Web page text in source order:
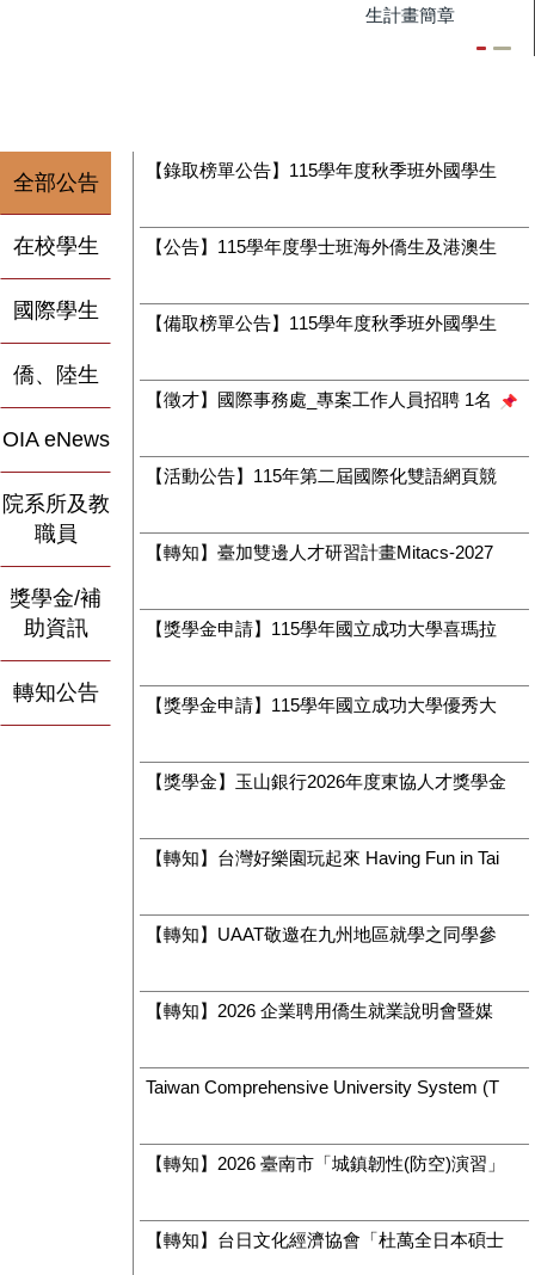
生計畫簡章
全部公告
在校學生
國際學生
僑、陸生
OIA eNews
院系所及教
職員
獎學金/補
助資訊
轉知公告
【錄取榜單公告】115學年度秋季班外國學生申請入學-錄取榜單
【公告】115學年度學士班海外僑生及港澳生來臺就學單獨招生正、備取生遞補錄取名單公告
【備取榜單公告】115學年度秋季班外國學生申請入學-備取生遞補錄取名單公告
【徵才】國際事務處_專案工作人員招聘 1名
【活動公告】115年第二屆國際化雙語網頁競賽「跨越國際線」開始報名
【轉知】臺加雙邊人才研習計畫Mitacs-2027 GRI 申請流程詳解說明會
【獎學金申請】115學年國立成功大學喜瑪拉雅研究發展基金會陸生獎學金開放申請~9/6截止
【獎學金申請】115學年國立成功大學優秀大陸地區學生獎學金(舊生申請)~9/06截止
【獎學金】玉山銀行2026年度東協人才獎學金
【轉知】台灣好樂園玩起來 Having Fun in Taiwan Amusement
【轉知】UAAT敬邀在九州地區就學之同學參加「九州臺灣師生暨人才交流活動」
【轉知】2026 企業聘用僑生就業說明會暨媒合會北中南場次報名開跑！
Taiwan Comprehensive University System (TCUS) Scholarship for Top Foreign Degree-Seeking Students
【轉知】2026 臺南市「城鎮韌性(防空)演習」(8/7)
【轉知】台日文化經濟協會「杜萬全日本碩士獎學金」資訊，歡迎踴躍申請！